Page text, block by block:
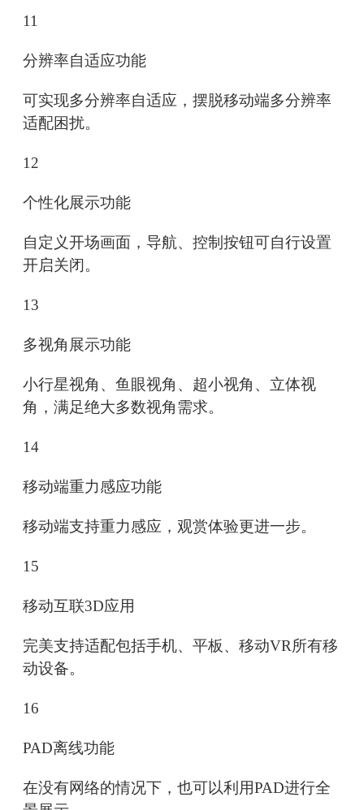
11
分辨率自适应功能
可实现多分辨率自适应，摆脱移动端多分辨率
适配困扰。
12
个性化展示功能
自定义开场画面，导航、控制按钮可自行设置
开启关闭。
13
多视角展示功能
小行星视角、鱼眼视角、超小视角、立体视
角，满足绝大多数视角需求。
14
移动端重力感应功能
移动端支持重力感应，观赏体验更进一步。
15
移动互联3D应用
完美支持适配包括手机、平板、移动VR所有移
动设备。
16
PAD离线功能
在没有网络的情况下，也可以利用PAD进行全